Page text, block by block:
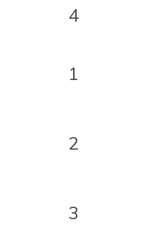
4
1
2
3